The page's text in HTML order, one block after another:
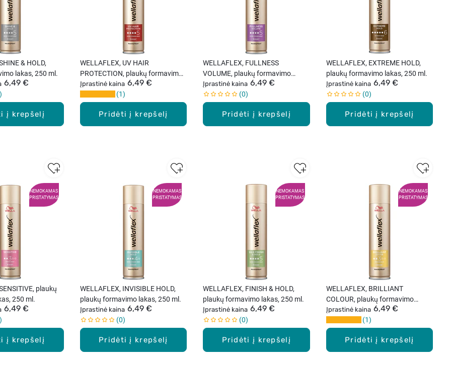
į krepšelį
& HOLD,
lakas, 250 ml.
6,49 €
Pridėti į krepšelį
WELLAFLEX, UV HAIR
PROTECTION, plaukų formavimo
lakas, 250 ml.
Įprastinė kaina 6,49 €
1
Pridėti į krepšelį
WELLAFLEX, FULLNESS
VOLUME, plaukų formavimo
lakas, 250 ml.
Įprastinė kaina 6,49 €
0
Pridėti į krepšelį
WELLAFLEX, EXTREME HOLD,
plaukų formavimo lakas, 250 ml.
Įprastinė kaina 6,49 €
0
NEMOKAMAS
PRISTATYMAS
į krepšelį
plaukų
250 ml.
6,49 €
NEMOKAMAS
PRISTATYMAS
Pridėti į krepšelį
WELLAFLEX, INVISIBLE HOLD,
plaukų formavimo lakas, 250 ml.
Įprastinė kaina 6,49 €
0
NEMOKAMAS
PRISTATYMAS
Pridėti į krepšelį
WELLAFLEX, FINISH & HOLD,
plaukų formavimo lakas, 250 ml.
Įprastinė kaina 6,49 €
0
NEMOKAMAS
PRISTATYMAS
Pridėti į krepšelį
WELLAFLEX, BRILLIANT
COLOUR, plaukų formavimo
lakas, 250 ml.
Įprastinė kaina 6,49 €
1